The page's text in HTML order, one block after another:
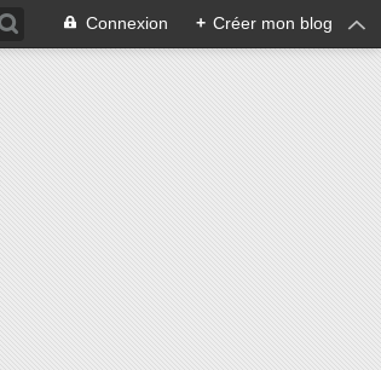
Connexion + Créer mon blog